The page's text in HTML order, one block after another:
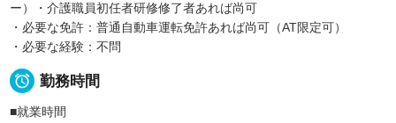
ー）・介護職員初任者研修修了者あれば尚可
・必要な免許：普通自動車運転免許あれば尚可（AT限定可）
・必要な経験：不問
 勤務時間
■就業時間